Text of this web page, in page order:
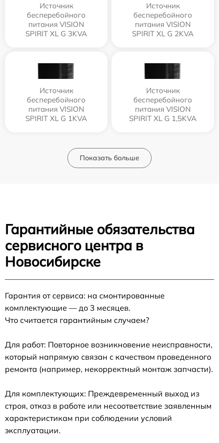
Источник
бесперебойного
питания VISION
SPIRIT XL G 3KVA
Источник
бесперебойного
питания VISION
SPIRIT XL G 2KVA
Источник
бесперебойного
питания VISION
SPIRIT XL G 1KVA
Источник
бесперебойного
питания VISION
SPIRIT XL G 1,5KVA
Показать больше
Гарантийные обязательства
сервисного центра в
Новосибирске
Гарантия от сервиса: на смонтированные
комплектующие — до 3 месяцев.
Что считается гарантийным случаем?
Для работ: Повторное возникновение неисправности,
который напрямую связан с качеством проведенного
ремонта (например, некорректный монтаж запчасти).
Для комплектующих: Преждевременный выход из
строя, отказ в работе или несоответствие заявленным
характеристикам при соблюдении условий
эксплуатации.